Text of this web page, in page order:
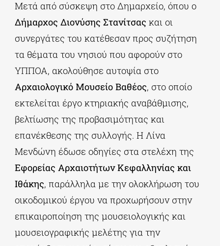
Μετά από σύσκεψη στο Δημαρχείο, όπου ο
Δήμαρχος Διονύσης Στανίτσας και οι
συνεργάτες του κατέθεσαν προς συζήτηση
τα θέματα του νησιού που αφορούν στο
ΥΠΠΟΑ, ακολούθησε αυτοψία στο
Αρχαιολογικό Μουσείο Βαθέος, στο οποίο
εκτελείται έργο κτηριακής αναβάθμισης,
βελτίωσης της προβασιμότητας και
επανέκθεσης της συλλογής. Η Λίνα
Μενδώνη έδωσε οδηγίες στα στελέχη της
Εφορείας Αρχαιοτήτων Κεφαλληνίας και
Ιθάκης, παράλληλα με την ολοκλήρωση του
οικοδομικού έργου να προχωρήσουν στην
επικαιροποίηση της μουσειολογικής και
μουσειογραφικής μελέτης για την